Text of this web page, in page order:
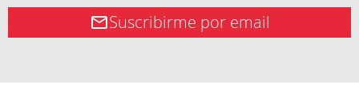
Suscribirme por email